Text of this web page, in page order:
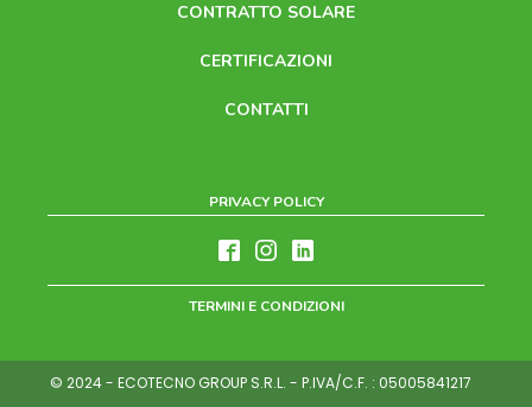
SOLUZIONI PER
SOLUZIONI PER
PRIVACY POLICY
© 2024 - ECOTECNO GROUP S.R.L. - P.IVA/C.F. : 05005841217